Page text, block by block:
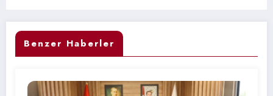
Benzer Haberler